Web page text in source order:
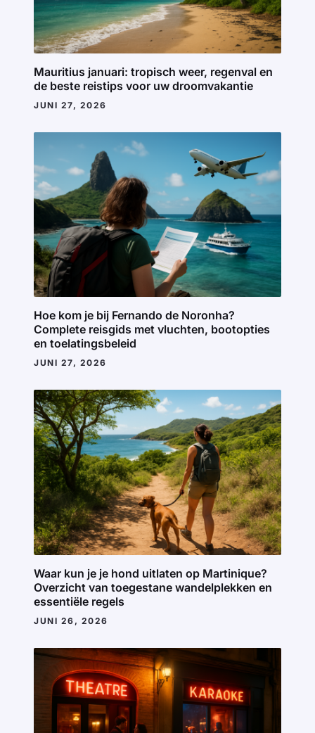
Mauritius januari: tropisch weer, regenval en
de beste reistips voor uw droomvakantie
JUNI 27, 2026
Hoe kom je bij Fernando de Noronha?
Complete reisgids met vluchten, bootopties
en toelatingsbeleid
JUNI 27, 2026
Waar kun je je hond uitlaten op Martinique?
Overzicht van toegestane wandelplekken en
essentiële regels
JUNI 26, 2026